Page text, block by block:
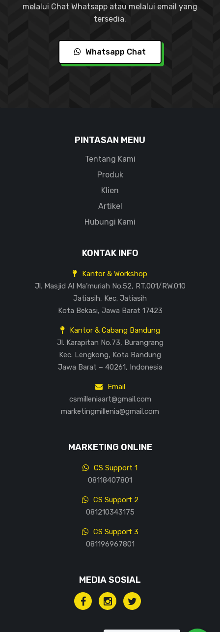
melalui Chat Whatsapp atau melalui email yang
tersedia.
Whatsapp Chat
PINTASAN MENU
Tentang Kami
Produk
Klien
Artikel
Hubungi Kami
KONTAK INFO
Kantor & Workshop
Jl. Masjid Al Ma’muriah No.52, RT.001/RW.010
Jatiasih, Kec. Jatiasih
Kota Bekasi, Jawa Barat 17423
Kantor & Cabang Bandung
Jl. Karapitan No.73, Burangrang
Kec. Lengkong, Kota Bandung
Jawa Barat – 40261, Indonesia
Email
csmilleniaart@gmail.com
marketingmillenia@gmail.com
MARKETING ONLINE
CS Support 1
08118407801
CS Support 2
081210343175
CS Support 3
081196967801
MEDIA SOSIAL